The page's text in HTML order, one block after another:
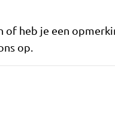
of heb je een
op.